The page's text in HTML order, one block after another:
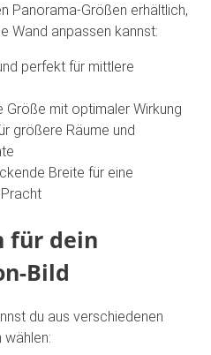
Panorama-Größen erhältlich,
Wand anpassen kannst:
perfekt für mittlere
Größe mit optimaler Wirkung
größere Räume und
Breite für eine
für dein
Bild
du aus verschiedenen